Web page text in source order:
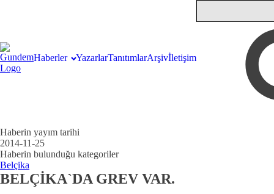
Haberler YazarlarTanıtımlarArşivİletişim
Haberin yayım tarihi
2014-11-25
Haberin bulunduğu kategoriler
Belçika
BELÇİKA`DA GREV VAR.